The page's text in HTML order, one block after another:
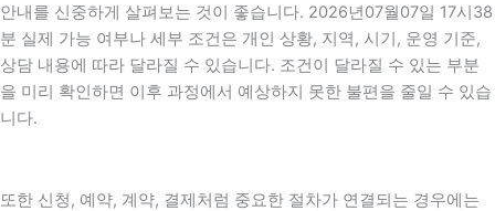
안내를 신중하게 살펴보는 것이 좋습니다. 2026년07월07일 17시38
분 실제 가능 여부나 세부 조건은 개인 상황, 지역, 시기, 운영 기준,
상담 내용에 따라 달라질 수 있습니다. 조건이 달라질 수 있는 부분
을 미리 확인하면 이후 과정에서 예상하지 못한 불편을 줄일 수 있습
니다.
또한 신청, 예약, 계약, 결제처럼 중요한 절차가 연결되는 경우에는